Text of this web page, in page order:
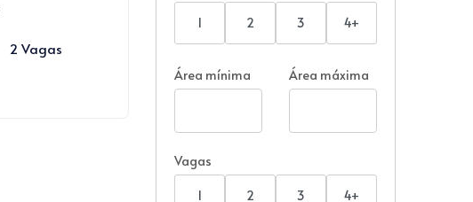
2 Vagas
1 2 3 4+
Área mínima Área máxima
Vagas
1 2 3 4+